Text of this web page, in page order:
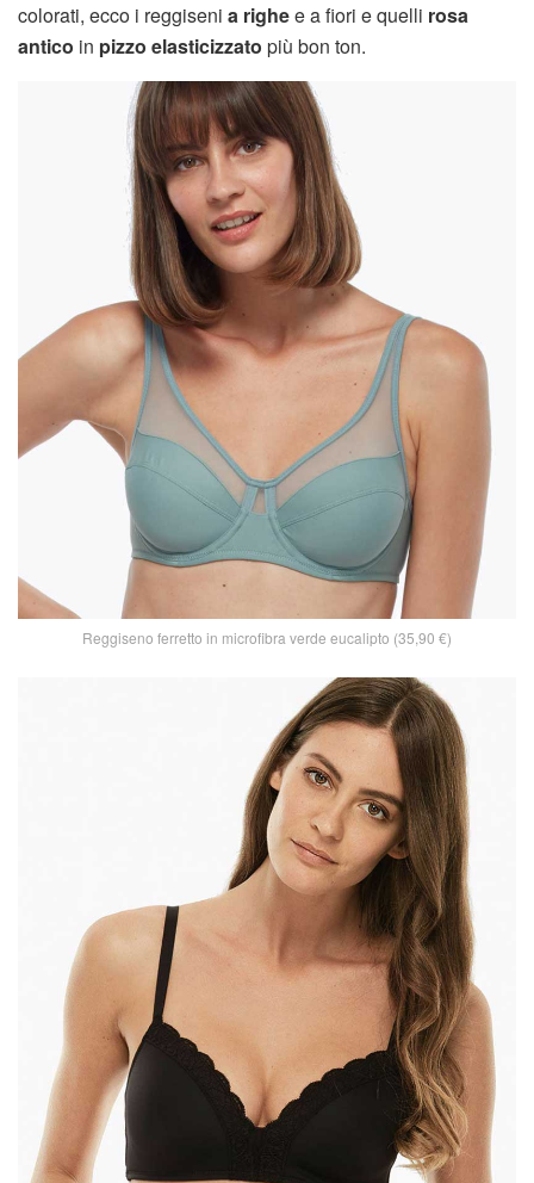
colorati, ecco i reggiseni a righee a fiori e quelli rosa
antico in pizzo elasticizzato più bon ton.
Reggiseno ferretto in microfibra verde eucalipto (35,90 €)